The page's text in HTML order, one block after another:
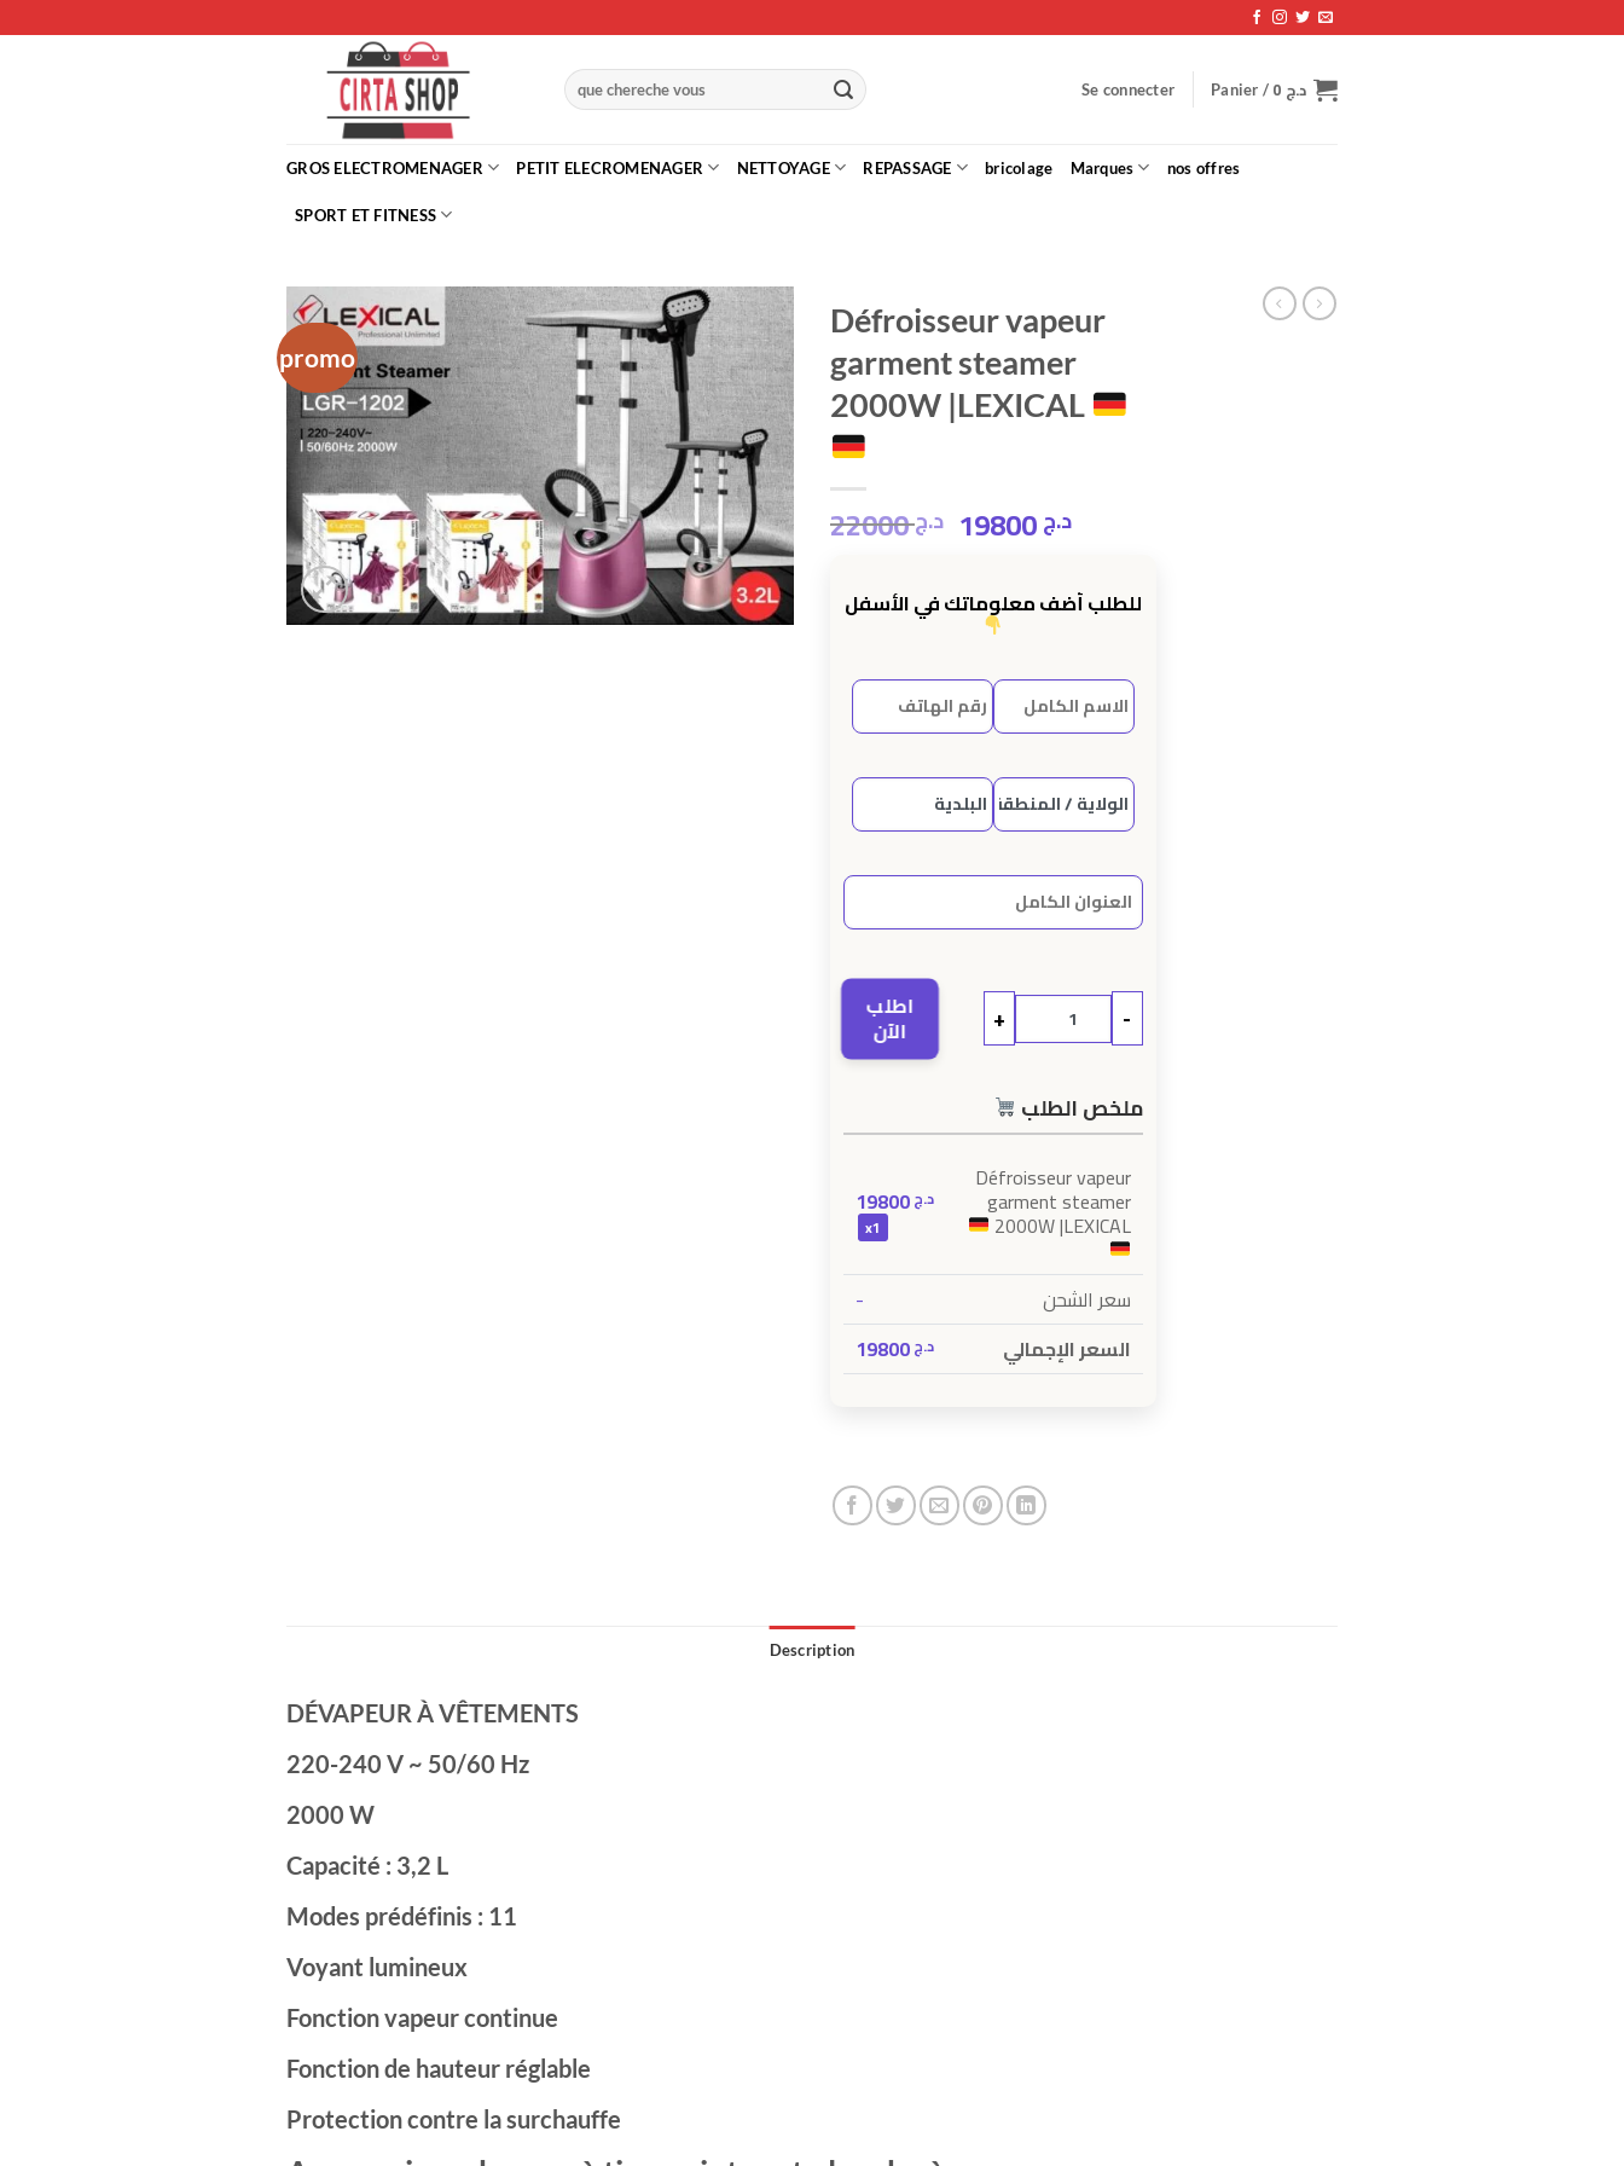
Recherche
pour :
Se connecter Panier / د.ج
GROS ELECTROMENAGER PETIT ELECROMENAGER NETTOYAGE REPASSAGE bricolage Marques nos offres
SPORT ET FITNESS
promo
Ajouter
à la liste
de
souhaits
Défroisseur vapeur
garment steamer
2000W |LEXICAL
د.ج22000
Le
était :
د.جLe
est :
للطلب أضف معلوماتك في الأسفل
-
+ اطلب
الآن
ملخص الطلب
Défroisseur vapeur
garment steamer
2000W |LEXICAL
د.ج
x1
سعر الشحن
-
السعر الإجمالي
د.ج
Description
DÉVAPEUR À VÊTEMENTS
220-240 V ~ 50/60 Hz
2000 W
Capacité : 3,2 L
Modes prédéfinis : 11
Voyant lumineux
Fonction vapeur continue
Fonction de hauteur réglable
Protection contre la surchauffe